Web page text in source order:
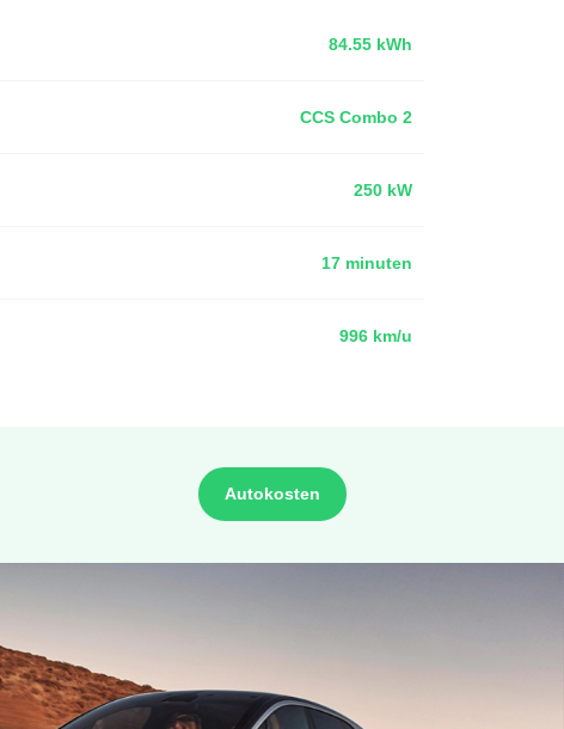
84.55 kWh
CCS Combo 2
250 kW
17 minuten
996 km/u
Autokosten